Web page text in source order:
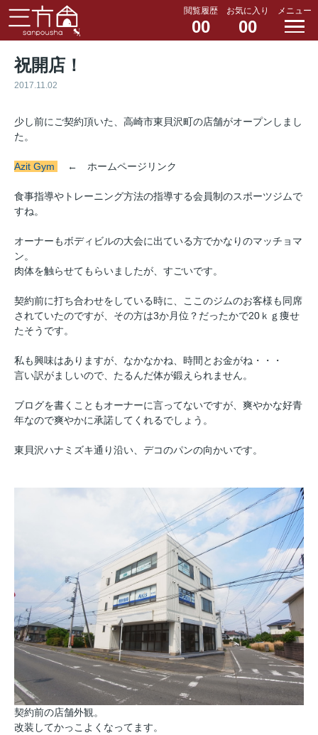
閲覧履歴
00
お気に入り
00
メニュー
祝開店！
2017.11.02
少し前にご契約頂いた、高崎市東貝沢町の店舗がオープンしまし
た。
Azit Gym ← ホームページリンク
食事指導やトレーニング方法の指導する会員制のスポーツジムで
すね。
オーナーもボディビルの大会に出ている方でかなりのマッチョマ
ン。
肉体を触らせてもらいましたが、すごいです。
契約前に打ち合わせをしている時に、ここのジムのお客様も同席
されていたのですが、その方は3か月位？だったかで20ｋｇ痩せ
たそうです。
私も興味はありますが、なかなかね、時間とお金がね・・・
言い訳がましいので、たるんだ体が鍛えられません。
ブログを書くこともオーナーに言ってないですが、爽やかな好青
年なので爽やかに承諾してくれるでしょう。
東貝沢ハナミズキ通り沿い、デコのパンの向かいです。
契約前の店舗外観。
改装してかっこよくなってます。